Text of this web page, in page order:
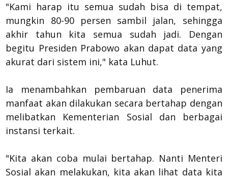
"Kami harap itu semua sudah bisa di tempat,
mungkin 80-90 persen sambil jalan, sehingga
akhir tahun kita semua sudah jadi. Dengan
begitu Presiden Prabowo akan dapat data yang
akurat dari sistem ini," kata Luhut.
Ia menambahkan pembaruan data penerima
manfaat akan dilakukan secara bertahap dengan
melibatkan Kementerian Sosial dan berbagai
instansi terkait.
"Kita akan coba mulai bertahap. Nanti Menteri
Sosial akan melakukan, kita akan lihat data kita